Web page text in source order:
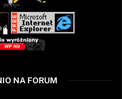
NA FORUM